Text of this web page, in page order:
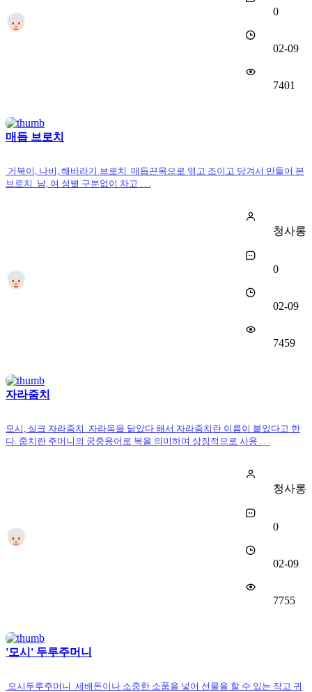
0
02-09
7401
매듭 브로치
거북이, 나비, 해바라기 브로치 매듭끈목으로 엮고 조이고 당겨서 만들어 본
청사롱
0
02-09
7459
자라줌치
모시, 실크 자라줌치 자라목을 닮았다 해서 자라줌치란 이름이 붙었다고 한
다. 줌치란 주머니의 궁중용어로 복을 의미하여 상징적으로 사용 . . .
청사롱
0
02-09
7755
'모시' 두루주머니
모시두루주머니 세배돈이나 소중한 소품을 넣어 선물을 할 수 있는 작고 귀